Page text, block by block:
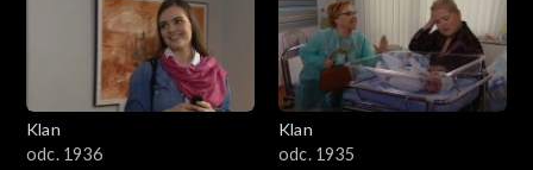
Klan
odc. 1936
Klan
odc. 1935